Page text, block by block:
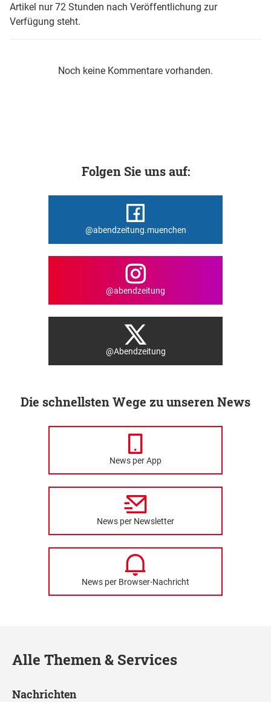
Artikel nur 72 Stunden nach Veröffentlichung zur
Verfügung steht.
Noch keine Kommentare vorhanden.
Folgen Sie uns auf:
@abendzeitung.muenchen
@abendzeitung
@Abendzeitung
Die schnellsten Wege zu unseren News
News per App
News per Newsletter
News per Browser-Nachricht
Alle Themen & Services
Nachrichten